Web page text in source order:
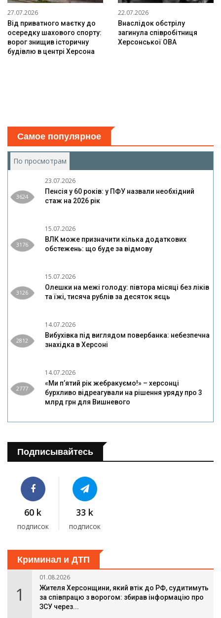
27.07.2026
Від приватного маєтку до
осередку шахового спорту:
ворог знищив історичну
будівлю в центрі Херсона
22.07.2026
Внаслідок обстрілу
загинула співробітниця
Херсонської ОВА
Самое популярное
По просмотрам
3624
23.07.2026
Пенсія у 60 років: у ПФУ назвали необхідний
стаж на 2026 рік
3176
15.07.2026
ВЛК може призначити кілька додаткових
обстежень: що буде за відмову
3126
15.07.2026
Олешки на межі голоду: півтора місяці без ліків
та їжі, тисяча рублів за десяток яєць
2812
14.07.2026
Вибухівка під виглядом повербанка: небезпечна
знахідка в Херсоні
2777
14.07.2026
«Ми п’ятий рік жебракуємо!» – херсонці
бурхливо відреагували на рішення уряду про 3
млрд грн для Вишневого
Подписывайтесь
60 k
подписок
33 k
подписок
Криминал и ДТП
1
01.08.2026
Жителя Херсонщини, який втік до РФ, судитимуть
за співпрацю з ворогом: збирав інформацію про
ЗСУ через...